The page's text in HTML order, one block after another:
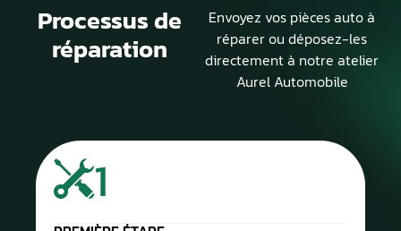
Processus de
réparation
Envoyez vos pièces auto à
réparer ou déposez-les
directement à notre atelier
Aurel Automobile